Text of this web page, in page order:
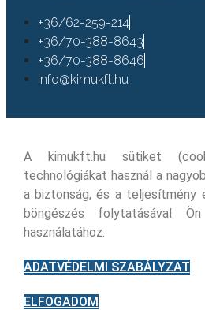
+36/62-259-214
+36/70-388-8643
+36/70-388-8646
info@kimukft.hu
A kimukft.hu sütiket
technológiákat használ a
a biztonság, és a teljesítmény
böngészés folytatásával
használatához.
ADATVÉDELMI SZABÁLYZAT
ELFOGADOM